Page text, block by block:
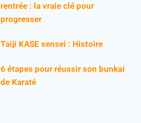
rentrée : la vraie clé pour
progresser
Taiji KASE sensei : Histoire
6 étapes pour réussir son bunkai
de Karaté